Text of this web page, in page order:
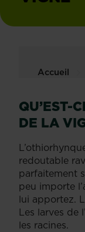
Accueil
QU’EST-
DE LA
redoutable
parfaitement
peu importe
lui apportez.
Les larves de
les racines.